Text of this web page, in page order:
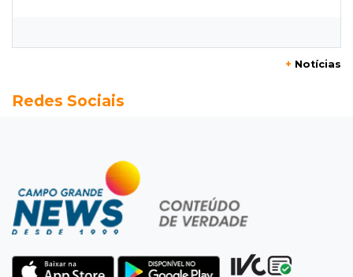
Pantanal treina em Goiânia antes de jogo que
Campeonato Brasileiro
Remo busca empate com Atlético-MG e segue
na zona de rebaixamento
Defesa diz que preso suspeito de sequestro
+ Notícias
Redes Sociais